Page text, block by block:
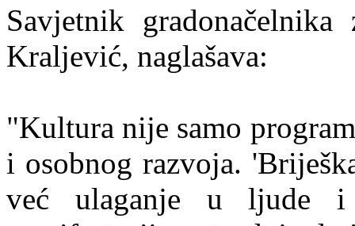
Savjetnik
Kraljević, naglašava:
"Kultura nije samo
i osobnog razvoja.
već ulaganje u ljude i